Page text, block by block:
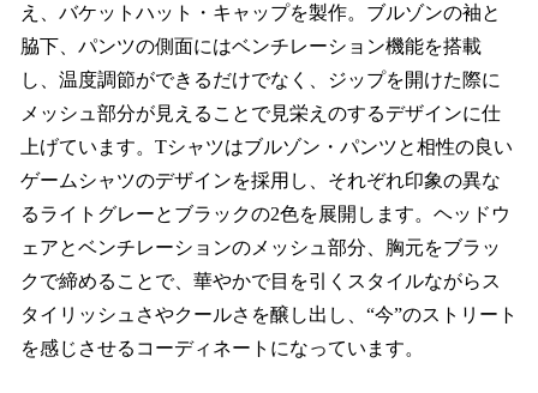
え、バケットハット・キャップを製作。ブルゾンの袖と
脇下、パンツの側面にはベンチレーション機能を搭載
し、温度調節ができるだけでなく、ジップを開けた際に
メッシュ部分が見えることで見栄えのするデザインに仕
上げています。Tシャツはブルゾン・パンツと相性の良い
ゲームシャツのデザインを採用し、それぞれ印象の異な
るライトグレーとブラックの2色を展開します。ヘッドウ
ェアとベンチレーションのメッシュ部分、胸元をブラッ
クで締めることで、華やかで目を引くスタイルながらス
タイリッシュさやクールさを醸し出し、“今”のストリート
を感じさせるコーディネートになっています。